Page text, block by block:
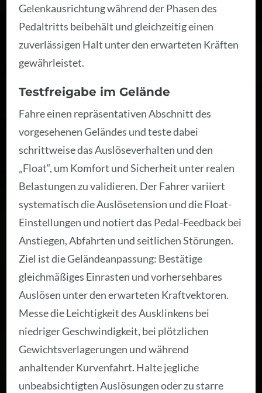
Gelenkausrichtung während der Phasen des
Pedaltritts beibehält und gleichzeitig einen
zuverlässigen Halt unter den erwarteten Kräften
gewährleistet.
Testfreigabe im Gelände
Fahre einen repräsentativen Abschnitt des
vorgesehenen Geländes und teste dabei
schrittweise das Auslöseverhalten und den
„Float“, um Komfort und Sicherheit unter realen
Belastungen zu validieren. Der Fahrer variiert
systematisch die Auslösetension und die Float-
Einstellungen und notiert das Pedal-Feedback bei
Anstiegen, Abfahrten und seitlichen Störungen.
Ziel ist die Geländeanpassung: Bestätige
gleichmäßiges Einrasten und vorhersehbares
Auslösen unter den erwarteten Kraftvektoren.
Messe die Leichtigkeit des Ausklinkens bei
niedriger Geschwindigkeit, bei plötzlichen
Gewichtsverlagerungen und während
anhaltender Kurvenfahrt. Halte jegliche
unbeabsichtigten Auslösungen oder zu starre